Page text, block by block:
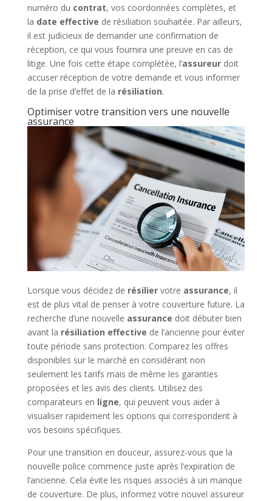
numéro du contrat, vos coordonnées complètes, et
la date effective de résiliation souhaitée. Par ailleurs,
il est judicieux de demander une confirmation de
réception, ce qui vous fournira une preuve en cas de
litige. Une fois cette étape complétée, l’assureurdoit
accuser réception de votre demande et vous informer
de la prise d’effet de la résiliation.
Optimiser votre transition vers une nouvelle
assurance
Lorsque vous décidez de résiliervotre assurance, il
est de plus vital de penser à votre couverture future. La
recherche d’une nouvelle assurance doit débuter bien
avant la résiliation effective de l’ancienne pour éviter
toute période sans protection. Comparez les offres
disponibles sur le marché en considérant non
seulement les tarifs mais de même les garanties
proposées et les avis des clients. Utilisez des
comparateurs en ligne, qui peuvent vous aider à
visualiser rapidement les options qui correspondent à
vos besoins spécifiques.
Pour une transition en douceur, assurez-vous que la
nouvelle police commence juste après l’expiration de
l’ancienne. Cela évite les risques associés à un manque
de couverture. De plus, informez votre nouvel assureur